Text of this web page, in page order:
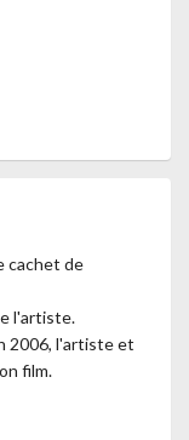
cachet de
l'artiste.
2006, l'artiste et
film.